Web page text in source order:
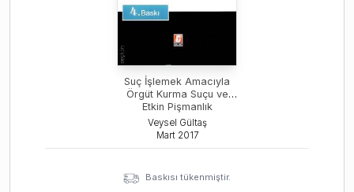
Suç İşlemek Amacıyla
Örgüt Kurma Suçu ve
Etkin Pişmanlık
Veysel Gültaş
Mart 2017
Baskısı tükenmiştir.